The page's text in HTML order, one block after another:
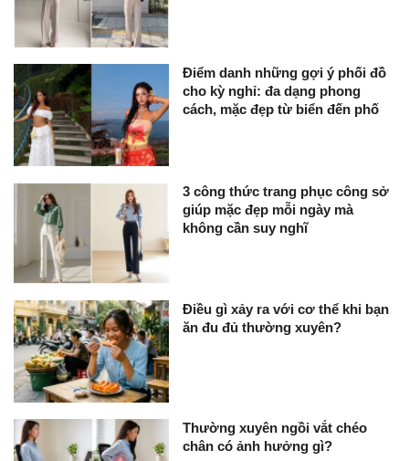
Điểm danh những gợi ý phối đồ
cho kỳ nghỉ: đa dạng phong
cách, mặc đẹp từ biển đến phố
3 công thức trang phục công sở
giúp mặc đẹp mỗi ngày mà
không cần suy nghĩ
Điều gì xảy ra với cơ thể khi bạn
ăn đu đủ thường xuyên?
Thường xuyên ngồi vắt chéo
chân có ảnh hưởng gì?